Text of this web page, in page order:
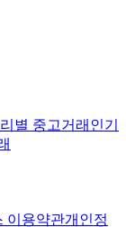
별 중고거래 인기
이용약관개인정